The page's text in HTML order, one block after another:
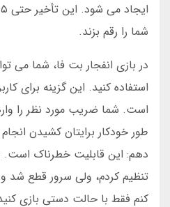
شما را رقم بزند.
در بازی انفجار بت فا، شما می
استفاده کنید. این گزینه برای
است. شما ضریب مورد نظر را
طور خودکار برایتان کشیدن
تنظیم کردم، ولی سرور قطع
کنم فقط با حالت دستی بازی